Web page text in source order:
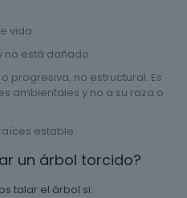
vida.
no está dañado.
progresiva, no estructural. Es
ambientales y no a su raza o
estable.
un árbol torcido?
talar el árbol si: